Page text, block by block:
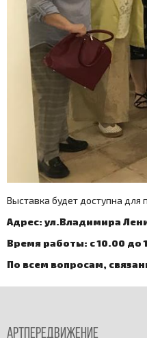
Выставка будет доступна для
Адрес: ул.Владимира
Время работы: с 10.00 до
По всем вопросам,
Артпередвижение